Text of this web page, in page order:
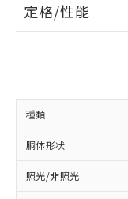
定格/性能
種類
胴体形状
照光/非照光